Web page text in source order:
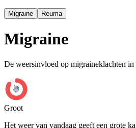
Migraine Reuma
Migraine
De weersinvloed op migraineklachten in
Groot
Het weer van vandaag geeft een grote